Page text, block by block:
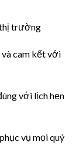
trường
cam kết với
với lịch hẹn
vụ mọi quý